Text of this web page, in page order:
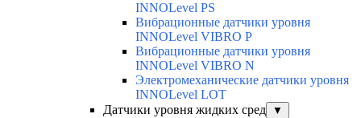
INNOLevel PS
Вибрационные датчики уровня
INNOLevel VIBRO P
Вибрационные датчики уровня
INNOLevel VIBRO N
Электромеханические датчики уровня
INNOLevel LOT
Датчики уровня жидких сред
▼